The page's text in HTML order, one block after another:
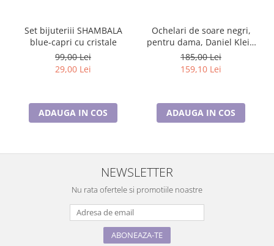
Set bijuteriii SHAMBALA
blue-capri cu cristale
99,00 Lei
29,00 Lei
ADAUGA IN COS
Ochelari de soare negri,
pentru dama, Daniel Klein
Sunglasses, DK4310-1
185,00 Lei
159,10 Lei
ADAUGA IN COS
NEWSLETTER
Nu rata ofertele si promotiile noastre